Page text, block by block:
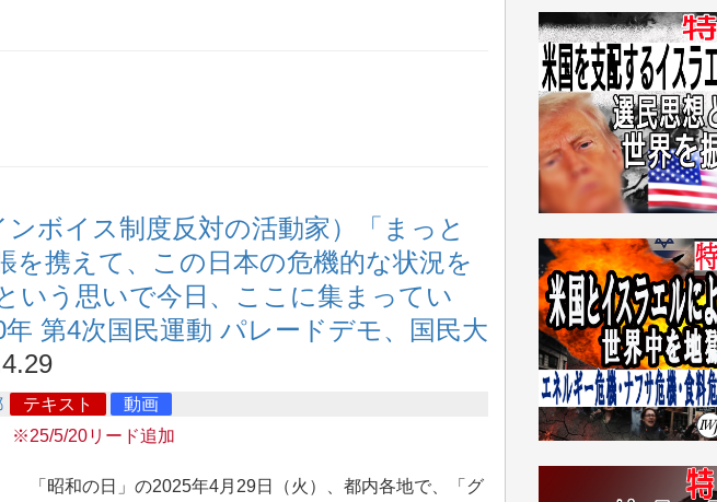
ボイス制度反対の活動家）「まっと
を携えて、この日本の危機的な状況を
いう思いで今日、ここに集まってい
第4次国民運動 パレードデモ、国民大
テキスト
動画
※25/5/20リード追加
「昭和の日」の2025年4月29日（火）、都内各地で、「グ